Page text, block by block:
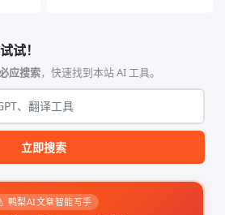
试！
应搜索，快速找到本站 AI 工具。
立即搜索
鸭梨AI文章智能写手